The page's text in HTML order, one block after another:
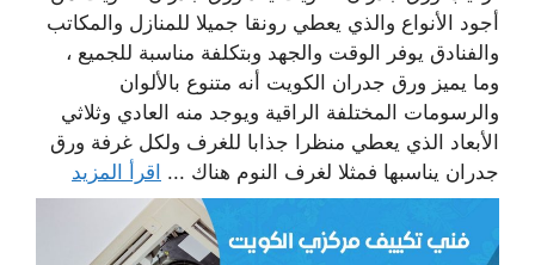
أجود الأنواع والذي يعطي رونقا جميلا للمنازل والمكاتب
والفنادق يوفر الوقت والجهد وبتكلفة مناسبة للجميع ،
وما يميز ورق جدران الكويت أنه متنوع بالألوان
والرسومات المختلفة الراقية ويوجد منه العادي وثلاثي
الأبعاد الذي يعطي منظرا جذابا للغرف ولكل غرفة ورق
جدران يناسبها فمثلا لغرف النوم هناك ... اقرأ المزيد